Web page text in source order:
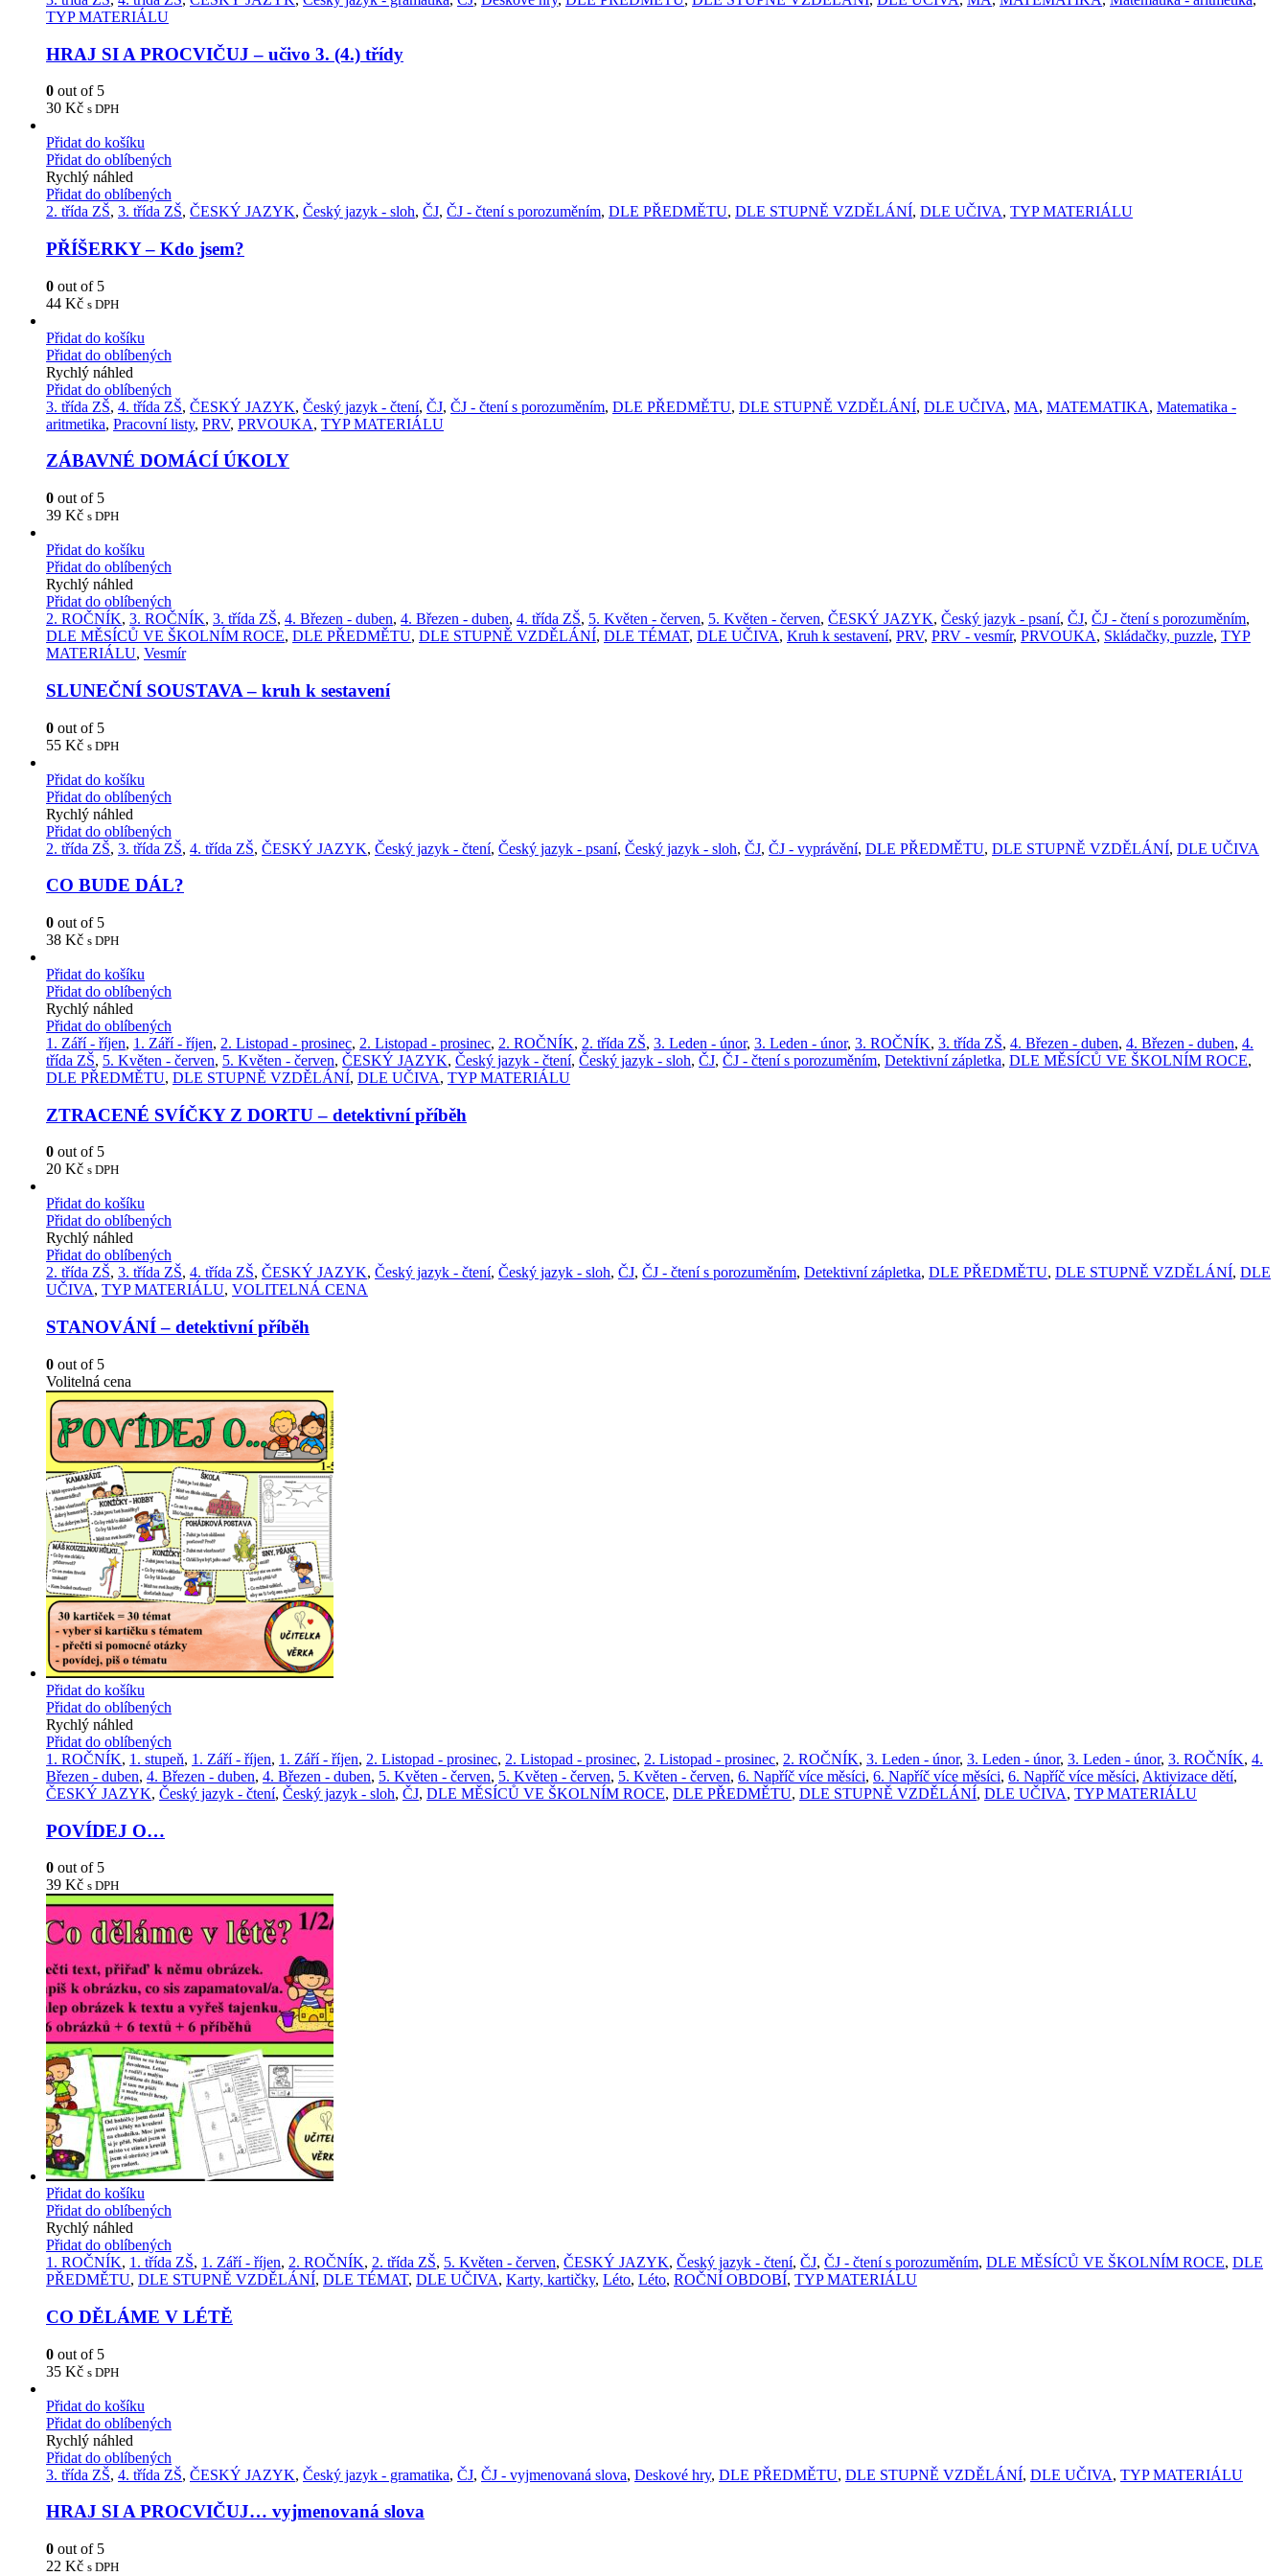
TYP MATERIÁLU
HRAJ SI A PROCVIČUJ – učivo 3. (4.) třídy
0 out of 5
30 Kč s DPH
Přidat do košíku
Přidat do oblíbených
Rychlý náhled
Přidat do oblíbených
2. třída ZŠ, 3. třída ZŠ, ČESKÝ JAZYK, Český jazyk - sloh, ČJ, ČJ - čtení s porozuměním, DLE PŘEDMĚTU, DLE STUPNĚ VZDĚLÁNÍ, DLE UČIVA, TYP MATERIÁLU
PŘÍŠERKY – Kdo jsem?
0 out of 5
44 Kč s DPH
Přidat do košíku
Přidat do oblíbených
Rychlý náhled
Přidat do oblíbených
3. třída ZŠ, 4. třída ZŠ, ČESKÝ JAZYK, Český jazyk - čtení, ČJ, ČJ - čtení s porozuměním, DLE PŘEDMĚTU, DLE STUPNĚ VZDĚLÁNÍ, DLE UČIVA, MA, MATEMATIKA, Matematika -
aritmetika, Pracovní listy, PRV, PRVOUKA, TYP MATERIÁLU
ZÁBAVNÉ DOMÁCÍ ÚKOLY
0 out of 5
39 Kč s DPH
Přidat do košíku
Přidat do oblíbených
Rychlý náhled
Přidat do oblíbených
2. ROČNÍK, 3. ROČNÍK, 3. třída ZŠ, 4. Březen - duben, 4. Březen - duben, 4. třída ZŠ, 5. Květen - červen, 5. Květen - červen, ČESKÝ JAZYK, Český jazyk - psaní, ČJ, ČJ - čtení s porozuměním,
DLE MĚSÍCŮ VE ŠKOLNÍM ROCE, DLE PŘEDMĚTU, DLE STUPNĚ VZDĚLÁNÍ, DLE TÉMAT, DLE UČIVA, Kruh k sestavení, PRV, PRV - vesmír, PRVOUKA, Skládačky, puzzle, TYP
MATERIÁLU, Vesmír
SLUNEČNÍ SOUSTAVA – kruh k sestavení
0 out of 5
55 Kč s DPH
Přidat do košíku
Přidat do oblíbených
Rychlý náhled
Přidat do oblíbených
2. třída ZŠ, 3. třída ZŠ, 4. třída ZŠ, ČESKÝ JAZYK, Český jazyk - čtení, Český jazyk - psaní, Český jazyk - sloh, ČJ, ČJ - vyprávění, DLE PŘEDMĚTU, DLE STUPNĚ VZDĚLÁNÍ, DLE UČIVA
CO BUDE DÁL?
0 out of 5
38 Kč s DPH
Přidat do košíku
Přidat do oblíbených
Rychlý náhled
Přidat do oblíbených
1. Září - říjen, 1. Září - říjen, 2. Listopad - prosinec, 2. Listopad - prosinec, 2. ROČNÍK, 2. třída ZŠ, 3. Leden - únor, 3. Leden - únor, 3. ROČNÍK, 3. třída ZŠ, 4. Březen - duben, 4. Březen - duben, 4.
třída ZŠ, 5. Květen - červen, 5. Květen - červen, ČESKÝ JAZYK, Český jazyk - čtení, Český jazyk - sloh, ČJ, ČJ - čtení s porozuměním, Detektivní zápletka, DLE MĚSÍCŮ VE ŠKOLNÍM ROCE,
DLE PŘEDMĚTU, DLE STUPNĚ VZDĚLÁNÍ, DLE UČIVA, TYP MATERIÁLU
ZTRACENÉ SVÍČKY Z DORTU – detektivní příběh
0 out of 5
20 Kč s DPH
Přidat do košíku
Přidat do oblíbených
Rychlý náhled
Přidat do oblíbených
2. třída ZŠ, 3. třída ZŠ, 4. třída ZŠ, ČESKÝ JAZYK, Český jazyk - čtení, Český jazyk - sloh, ČJ, ČJ - čtení s porozuměním, Detektivní zápletka, DLE PŘEDMĚTU, DLE STUPNĚ VZDĚLÁNÍ, DLE
UČIVA, TYP MATERIÁLU, VOLITELNÁ CENA
STANOVÁNÍ – detektivní příběh
0 out of 5
Volitelná cena
Přidat do košíku
Přidat do oblíbených
Rychlý náhled
Přidat do oblíbených
1. ROČNÍK, 1. stupeň, 1. Září - říjen, 1. Září - říjen, 2. Listopad - prosinec, 2. Listopad - prosinec, 2. Listopad - prosinec, 2. ROČNÍK, 3. Leden - únor, 3. Leden - únor, 3. Leden - únor, 3. ROČNÍK, 4.
Březen - duben, 4. Březen - duben, 4. Březen - duben, 5. Květen - červen, 5. Květen - červen, 5. Květen - červen, 6. Napříč více měsíci, 6. Napříč více měsíci, 6. Napříč více měsíci, Aktivizace dětí,
ČESKÝ JAZYK, Český jazyk - čtení, Český jazyk - sloh, ČJ, DLE MĚSÍCŮ VE ŠKOLNÍM ROCE, DLE PŘEDMĚTU, DLE STUPNĚ VZDĚLÁNÍ, DLE UČIVA, TYP MATERIÁLU
POVÍDEJ O…
0 out of 5
39 Kč s DPH
Přidat do košíku
Přidat do oblíbených
Rychlý náhled
Přidat do oblíbených
1. ROČNÍK, 1. třída ZŠ, 1. Září - říjen, 2. ROČNÍK, 2. třída ZŠ, 5. Květen - červen, ČESKÝ JAZYK, Český jazyk - čtení, ČJ, ČJ - čtení s porozuměním, DLE MĚSÍCŮ VE ŠKOLNÍM ROCE, DLE
PŘEDMĚTU, DLE STUPNĚ VZDĚLÁNÍ, DLE TÉMAT, DLE UČIVA, Karty, kartičky, Léto, Léto, ROČNÍ OBDOBÍ, TYP MATERIÁLU
CO DĚLÁME V LÉTĚ
0 out of 5
35 Kč s DPH
Přidat do košíku
Přidat do oblíbených
Rychlý náhled
Přidat do oblíbených
3. třída ZŠ, 4. třída ZŠ, ČESKÝ JAZYK, Český jazyk - gramatika, ČJ, ČJ - vyjmenovaná slova, Deskové hry, DLE PŘEDMĚTU, DLE STUPNĚ VZDĚLÁNÍ, DLE UČIVA, TYP MATERIÁLU
HRAJ SI A PROCVIČUJ… vyjmenovaná slova
0 out of 5
22 Kč s DPH